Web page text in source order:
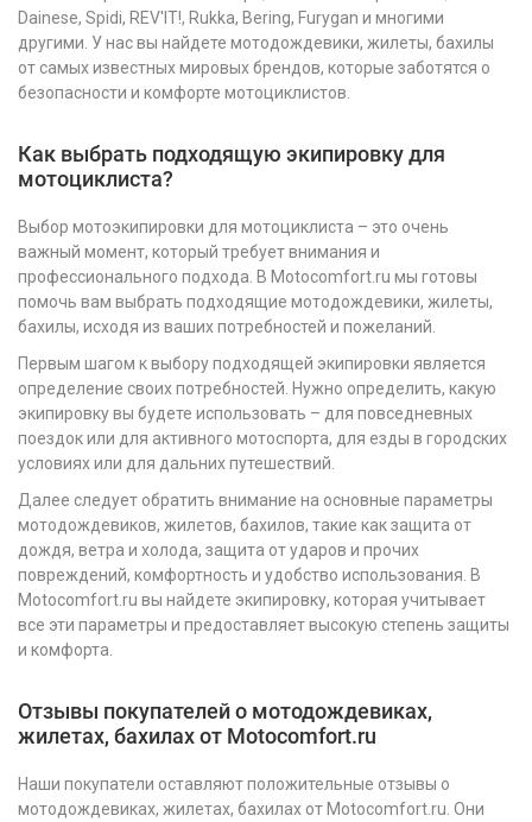
Dainese, Spidi, REV'IT!, Rukka, Bering, Furygan и многими
другими. У нас вы найдете мотодождевики, жилеты, бахилы
от самых известных мировых брендов, которые заботятся о
безопасности и комфорте мотоциклистов.
Как выбрать подходящую экипировку для
мотоциклиста?
Выбор мотоэкипировки для мотоциклиста – это очень
важный момент, который требует внимания и
профессионального подхода. В Motocomfort.ru мы готовы
помочь вам выбрать подходящие мотодождевики, жилеты,
бахилы, исходя из ваших потребностей и пожеланий.
Первым шагом к выбору подходящей экипировки является
определение своих потребностей. Нужно определить, какую
экипировку вы будете использовать – для повседневных
поездок или для активного мотоспорта, для езды в городских
условиях или для дальних путешествий.
Далее следует обратить внимание на основные параметры
мотодождевиков, жилетов, бахилов, такие как защита от
дождя, ветра и холода, защита от ударов и прочих
повреждений, комфортность и удобство использования. В
Motocomfort.ru вы найдете экипировку, которая учитывает
все эти параметры и предоставляет высокую степень защиты
и комфорта.
Отзывы покупателей о мотодождевиках,
жилетах, бахилах от Motocomfort.ru
Наши покупатели оставляют положительные отзывы о
мотодождевиках, жилетах, бахилах от Motocomfort.ru. Они